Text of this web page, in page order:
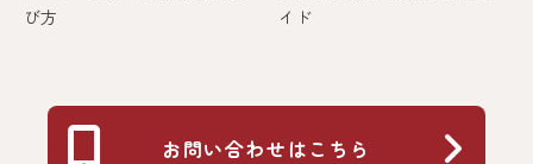
び方
イド
お問い合わせはこちら